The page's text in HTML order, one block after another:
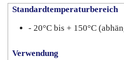
Standardtemperaturbereich
- 20°C bis + 150°C
Verwendung